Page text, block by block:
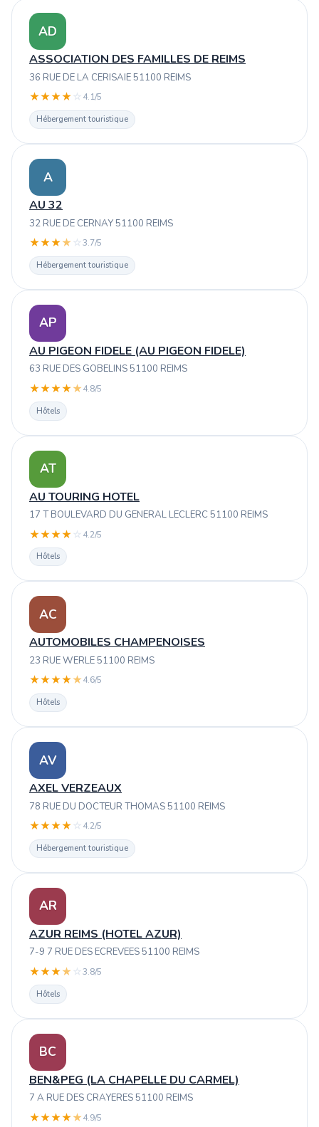
AD
ASSOCIATION DES FAMILLES DE REIMS
36 RUE DE LA CERISAIE 51100 REIMS
★★★★ ☆ 4.1/5
Hébergement touristique
A
AU 32
32 RUE DE CERNAY 51100 REIMS
★★★★ ☆3.7/5
Hébergement touristique
AP
AU PIGEON FIDELE (AU PIGEON FIDELE)
63 RUE DES GOBELINS 51100 REIMS
★★★★★4.8/5
Hôtels
AT
AU TOURING HOTEL
17 T BOULEVARD DU GENERAL LECLERC 51100 REIMS
★★★★ ☆ 4.2/5
Hôtels
AC
AUTOMOBILES CHAMPENOISES
23 RUE WERLE 51100 REIMS
★★★★★4.6/5
Hôtels
AV
AXEL VERZEAUX
78 RUE DU DOCTEUR THOMAS 51100 REIMS
★★★★ ☆ 4.2/5
Hébergement touristique
AR
AZUR REIMS (HOTEL AZUR)
7-9 7 RUE DES ECREVEES 51100 REIMS
★★★★ ☆3.8/5
Hôtels
BC
BEN&PEG (LA CHAPELLE DU CARMEL)
7 A RUE DES CRAYERES 51100 REIMS
★★★★★4.9/5